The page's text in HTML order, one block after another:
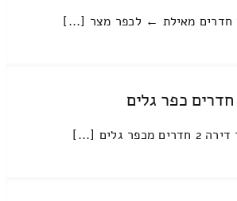
חדרים מאילת ← לכפר מצר [...]
גלים [...]